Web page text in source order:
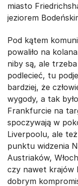
miasto
jeziorem
Pod kątem
powaliło na
niby są, ale
podlecieć, tu
bardziej, że
wygody, a tak
Frankfurcie na
spoczywają w
Liverpoolu, ale
punktu widzenia
Austriaków,
czy nawet krajów
dobrym